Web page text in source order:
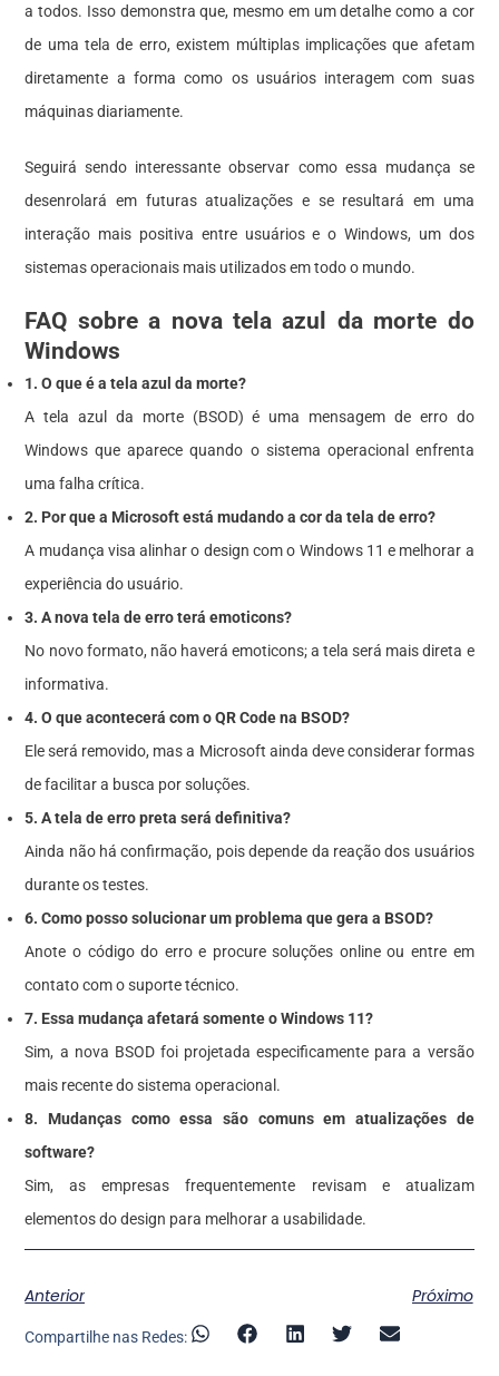
a todos. Isso demonstra que, mesmo em um detalhe como a cor
de uma tela de erro, existem múltiplas implicações que afetam
diretamente a forma como os usuários interagem com suas
máquinas diariamente.
Seguirá sendo interessante observar como essa mudança se
desenrolará em futuras atualizações e se resultará em uma
interação mais positiva entre usuários e o Windows, um dos
sistemas operacionais mais utilizados em todo o mundo.
FAQ sobre a nova tela azul da morte do
Windows
1. O que é a tela azul da morte?
A tela azul da morte (BSOD) é uma mensagem de erro do
Windows que aparece quando o sistema operacional enfrenta
uma falha crítica.
2. Por que a Microsoft está mudando a cor da tela de erro?
A mudança visa alinhar o design com o Windows 11 e melhorar a
experiência do usuário.
3. A nova tela de erro terá emoticons?
No novo formato, não haverá emoticons; a tela será mais direta e
informativa.
4. O que acontecerá com o QR Code na BSOD?
Ele será removido, mas a Microsoft ainda deve considerar formas
de facilitar a busca por soluções.
5. A tela de erro preta será definitiva?
Ainda não há confirmação, pois depende da reação dos usuários
durante os testes.
6. Como posso solucionar um problema que gera a BSOD?
Anote o código do erro e procure soluções online ou entre em
contato com o suporte técnico.
7. Essa mudança afetará somente o Windows 11?
Sim, a nova BSOD foi projetada especificamente para a versão
mais recente do sistema operacional.
8. Mudanças como essa são comuns em atualizações de
software?
Sim, as empresas frequentemente revisam e atualizam
elementos do design para melhorar a usabilidade.
Anterior Próximo
Compartilhe nas Redes: